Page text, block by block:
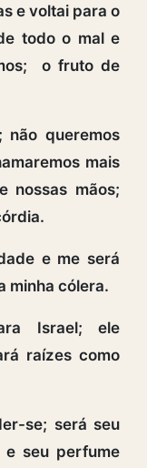
e voltai para o
todo o mal e
o fruto de
não queremos
mais
nossas mãos;
e me será
minha cólera.
Israel; ele
raízes como
se; será seu
e seu perfume